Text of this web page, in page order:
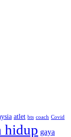
atlet bts coach Covid
hidup gaya